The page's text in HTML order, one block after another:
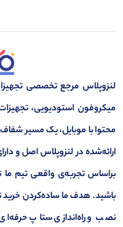
لنزوپلاس مرجع تخصصی
میکروفون استودیویی،
محتوا با موبایل، یک مسیر
ارائه‌شده در لنزوپلاس اصل و
براساس تجربه‌ی واقعی تیم
باشید. هدف ما ساده‌کردن خرید
نصب و راه‌اندازی ستاپ